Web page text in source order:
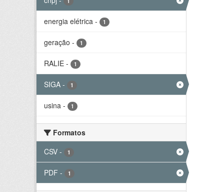
energia elétrica - 1
geração - 1
RALIE - 1
SIGA - 1
usina - 1
Formatos
CSV - 1
PDF - 1